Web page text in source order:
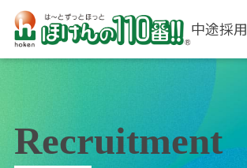
中途採用
Recruitment